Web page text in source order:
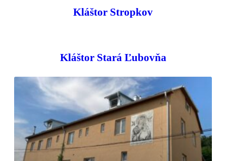
Kláštor Stropkov
Kláštor Stará Ľubovňa